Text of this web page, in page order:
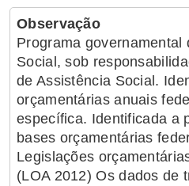
Observação
Programa governamental
Social, sob
de Assistência Social.
orçamentárias anuais
específica. Identificada a
bases orçamentárias
Legislações
(LOA 2012) Os dados de